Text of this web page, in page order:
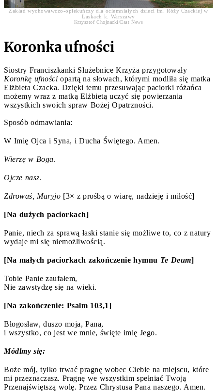
Zakład wychowawczo-opiekuńczy dla ociemniałych dzieci im. Róży Czackiej w
Laskach k. Warszawy
Krzysztof Chojnacki/East News
Koronka ufności
Siostry Franciszkanki Służebnice Krzyża przygotowały
Koronkę ufności opartą na słowach, którymi modliła się matka
Elżbieta Czacka. Dzięki temu przesuwając paciorki różańca
możemy wraz z matką Elżbietą uczyć się powierzania
wszystkich swoich spraw Bożej Opatrzności.
Sposób odmawiania:
W Imię Ojca i Syna, i Ducha Świętego. Amen.
Wierzę w Boga.
Ojcze nasz.
Zdrowaś, Maryjo [3× z prośbą o wiarę, nadzieję i miłość]
[Na dużych paciorkach]
Panie, niech za sprawą łaski stanie się możliwe to, co z natury
wydaje mi się niemożliwością.
[Na małych paciorkach zakończenie hymnu Te Deum]
Tobie Panie zaufałem,
Nie zawstydzę się na wieki.
[Na zakończenie: Psalm 103,1]
Błogosław, duszo moja, Pana,
i wszystko, co jest we mnie, święte imię Jego.
Módlmy się:
Boże mój, tylko trwać pragnę wobec Ciebie na miejscu, które
mi przeznaczasz. Pragnę we wszystkim spełniać Twoją
Przenajświętszą wolę. Przez Chrystusa Pana naszego. Amen.